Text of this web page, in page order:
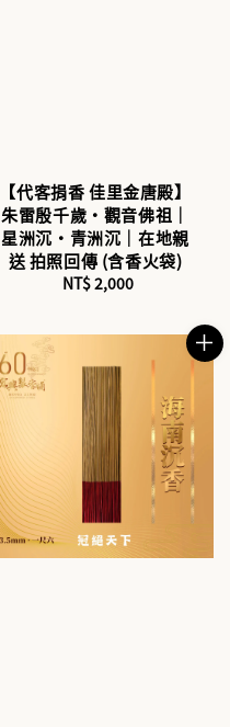
【代客捐香 佳里金唐殿】
朱雷殷千歲・觀音佛祖｜
星洲沉・青洲沉｜在地親
送 拍照回傳 (含香火袋)
Regular
NT$ 2,000